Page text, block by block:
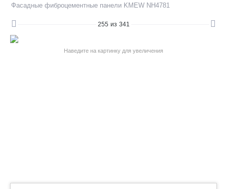
Фасадные фиброцементные панели KMEW NH4781
255 из 341
Наведите на картинку для увеличения